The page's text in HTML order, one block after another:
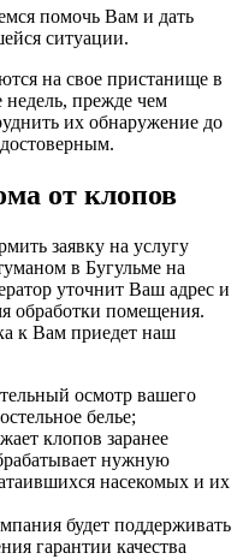
помочь Вам и дать
ситуации.
на свое пристанище в
недель, прежде чем
их обнаружение до
от клопов
заявку на услугу
в Бугульме на
уточнит Ваш адрес и
обработки помещения.
к Вам приедет наш
осмотр вашего
белье;
клопов заранее
нужную
насекомых и их
будет поддерживать
гарантии качества